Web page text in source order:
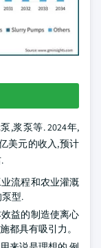
,浆泵等. 2024年,
美元的收入,预计
流程和农业灌溉
型.
益的制造使离心
都具有吸引力。